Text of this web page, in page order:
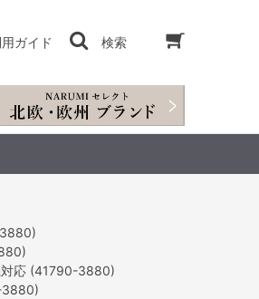
ガイド 検索
対応 (41790-3880)
3880)